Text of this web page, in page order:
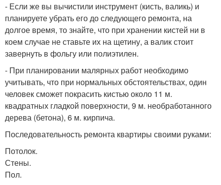
- Если же вы вычистили инструмент (кисть, валикь) и
планируете убрать его до следующего ремонта, на
долгое время, то знайте, что при хранении кистей ни в
коем случае не ставьте их на щетину, а валик стоит
завернуть в фольгу или полиэтилен.
- При планировании малярных работ необходимо
учитывать, что при нормальных обстоятельствах, один
человек сможет покрасить кистью около 11 м.
квадратных гладкой поверхности, 9 м. необработанного
дерева (бетона), 6 м. кирпича.
Последовательность ремонта квартиры своими руками:
Потолок.
Стены.
Пол.